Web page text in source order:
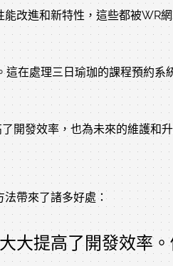
改進和新特性，這些都被WR
在處理三日瑜珈的課程預約
開發效率，也為未來的維護和
法帶來了諸多好處：
大大提高了開發效率